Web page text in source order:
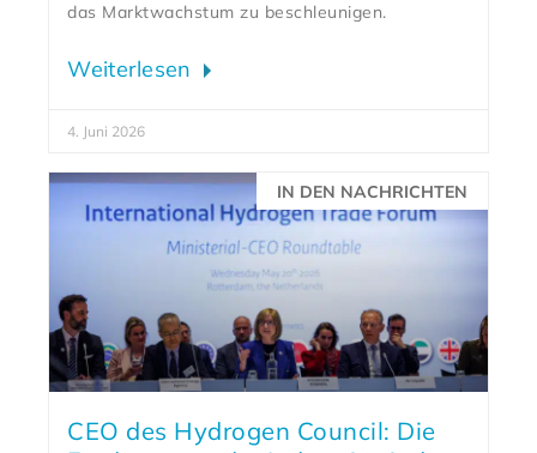
das Marktwachstum zu beschleunigen.
Weiterlesen
4. Juni 2026
IN DEN NACHRICHTEN
CEO des Hydrogen Council: Die